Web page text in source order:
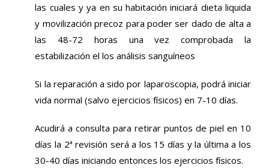
las cuales y ya en su habitación iniciará dieta liquida
y movilización precoz para poder ser dado de alta a
las 48-72 horas una vez comprobada la
estabilización el los análisis sanguíneos
Si la reparación a sido por laparoscopia, podrá iniciar
vida normal (salvo ejercicios físicos) en 7-10 días.
Acudirá a consulta para retirar puntos de piel en 10
días la 2ª revisión será a los 15 días y la última a los
30-40 días iniciando entonces los ejercicios físicos.